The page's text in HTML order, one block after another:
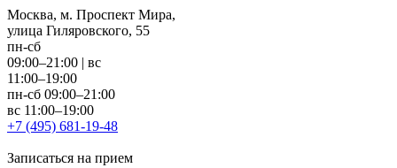
Москва, м. Проспект Мира,
улица Гиляровского, 55
пн-сб
09:00–21:00 | вс
11:00–19:00
пн-сб 09:00–21:00
вс 11:00–19:00
+7 (495) 681-19-48
Записаться на прием